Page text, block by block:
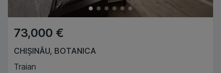
73,000 €
CHIȘINĂU, BOTANICA
Traian